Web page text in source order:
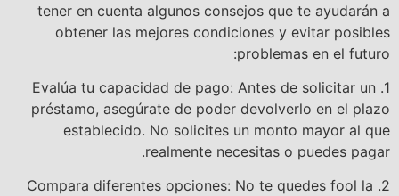
tener en cuenta algunos consejos que te ayudarán a
obtener las mejores condiciones y evitar posibles
problemas en el futuro:
1. Evalúa tu capacidad de pago: Antes de solicitar un
préstamo, asegúrate de poder devolverlo en el plazo
establecido. No solicites un monto mayor al que
realmente necesitas o puedes pagar.
2. Compara diferentes opciones: No te quedes fool la